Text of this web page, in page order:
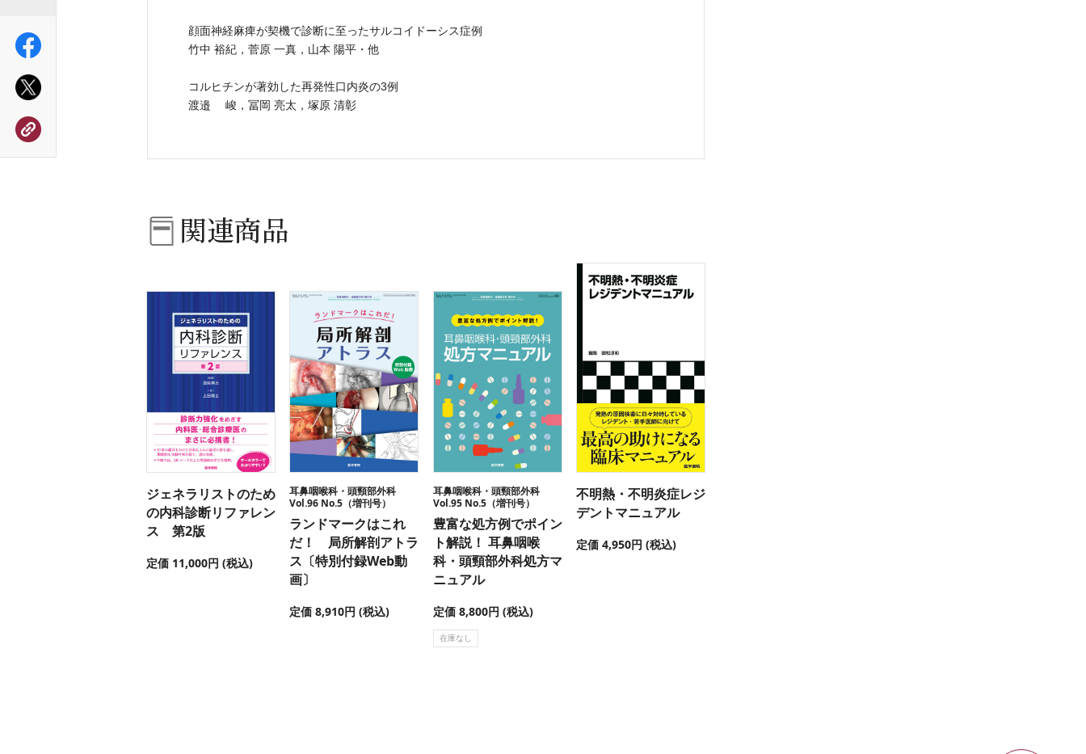
顔面神経麻痺が契機で診断に至ったサルコイドーシス症例
竹中 裕紀，菅原 一真，山本 陽平・他
コルヒチンが著効した再発性口内炎の3例
渡邉 峻，冨岡 亮太，塚原 清彰
関連商品
ジェネラリストのため
の内科診断リファレン
ス 第2版
定価 11,000円 (税込)
耳鼻咽喉科・頭頸部外科
Vol.96 No.5（増刊号）
ランドマークはこれ
だ！ 局所解剖アトラ
ス〔特別付録Web動
画〕
定価 8,910円 (税込)
耳鼻咽喉科・頭頸部外科
Vol.95 No.5（増刊号）
豊富な処方例でポイン
ト解説！ 耳鼻咽喉
科・頭頸部外科処方マ
ニュアル
定価 8,800円 (税込)
在庫なし
不明熱・不明炎症レジ
デントマニュアル
定価 4,950円 (税込)